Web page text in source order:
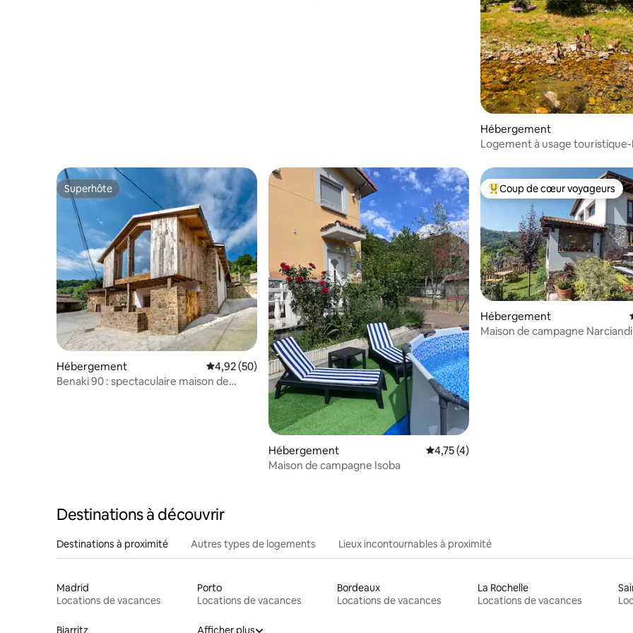
Hébergement
Logement à usage touristique-
Superhôte
Superhôte
Hébergement Évaluation moyenne sur la base de 50 commentaires : 4,92 sur 5
4,92 (50)
Benaki 90 : spectaculaire maison de
Hébergement Évaluation moyenne sur la base de 4
4,75 (4)
Maison de campagne Isoba
Coups de cœur voyageurs les
Coup de cœur voyageurs
Hébergement
Maison de campagne Narciandi
Destinations à découvrir
Destinations à proximité Autres types de logements Lieux incontournables à proximité
Madrid
Locations de vacances
Porto
Locations de vacances
Bordeaux
Locations de vacances
La Rochelle
Locations de vacances
Biarritz Afficher plus